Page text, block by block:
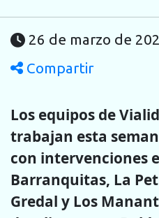
26 de marzo de
Compartir
Los equipos de
trabajan esta
con intervenciones
Barranquitas, La
Gredal y Los